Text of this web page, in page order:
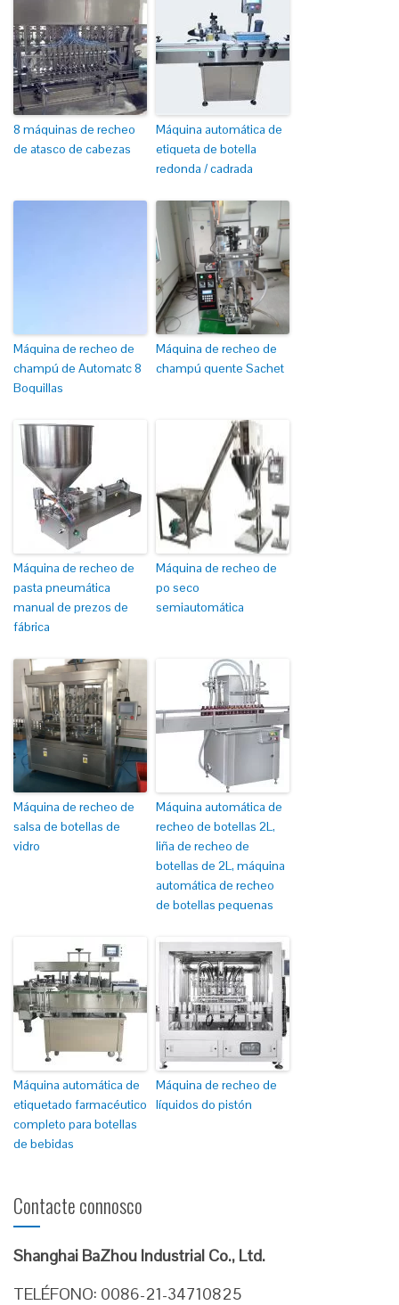
8 máquinas de recheo
de atasco de cabezas
Máquina automática de
etiqueta de botella
redonda / cadrada
Máquina de recheo de
champú de Automatc 8
Boquillas
Máquina de recheo de
champú quente Sachet
Máquina de recheo de
pasta pneumática
manual de prezos de
fábrica
Máquina de recheo de
po seco
semiautomática
Máquina de recheo de
salsa de botellas de
vidro
Máquina automática de
recheo de botellas 2L,
liña de recheo de
botellas de 2L, máquina
automática de recheo
de botellas pequenas
Máquina automática de
etiquetado farmacéutico
completo para botellas
de bebidas
Máquina de recheo de
líquidos do pistón
Contacte connosco
Shanghai BaZhou Industrial Co., Ltd.
TELÉFONO: 0086-21-34710825